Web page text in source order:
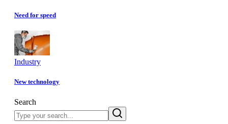
Need for speed
Industry
New technology
Search